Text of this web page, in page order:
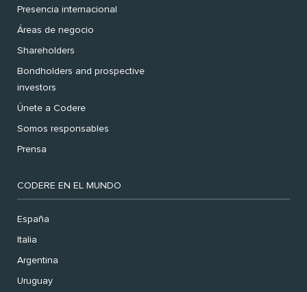
Presencia internacional
Áreas de negocio
Shareholders
Bondholders and prospective
investors
Únete a Codere
Somos responsables
Prensa
CODERE EN EL MUNDO
España
Italia
Argentina
Uruguay